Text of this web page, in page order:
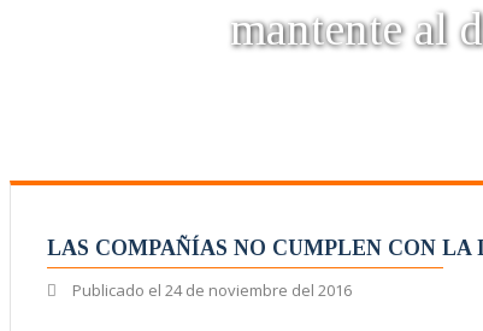
mantente al
LAS COMPAÑÍAS NO CUMPLEN CON LA
Publicado el 24 de noviembre del 2016